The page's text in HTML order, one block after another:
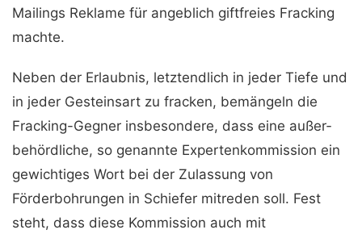
Mailings Reklame für angeblich giftfreies Fracking
machte.
Neben der Erlaubnis, letztendlich in jeder Tiefe und
in jeder Gesteinsart zu fracken, be­mängeln die
Fracking-Gegner ins­besondere, dass eine außer­
behördliche, so genannte Exper­tenkommission ein
gewichtiges Wort bei der Zulassung von
Förderbohrungen in Schie­fer mitreden soll. Fest
steht, dass diese Kommission auch mit